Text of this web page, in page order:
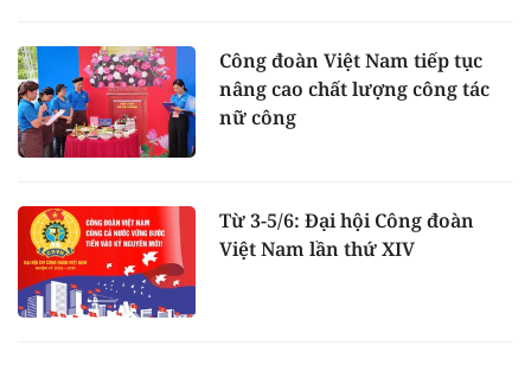
Công đoàn Việt Nam tiếp tục
nâng cao chất lượng công tác
nữ công
Từ 3-5/6: Đại hội Công đoàn
Việt Nam lần thứ XIV